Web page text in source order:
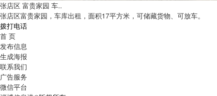
张店区 富贵家园 车..
张店区富贵家园，车库出租，面积17平方米，可储藏货物、可放车。
拨打电话
首 页
发布信息
生成海报
联系我们
广告服务
微信平台